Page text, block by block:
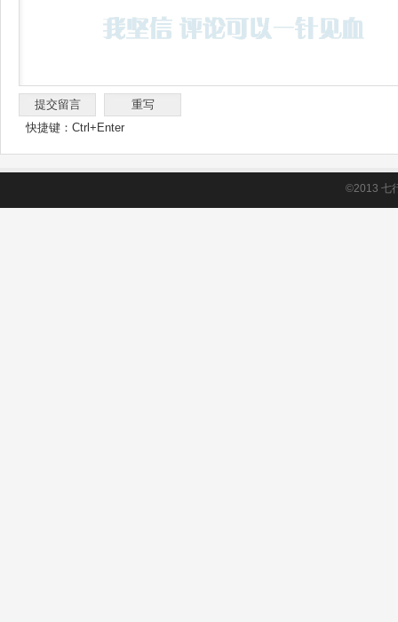
快捷键：Ctrl+Enter
©2013 七